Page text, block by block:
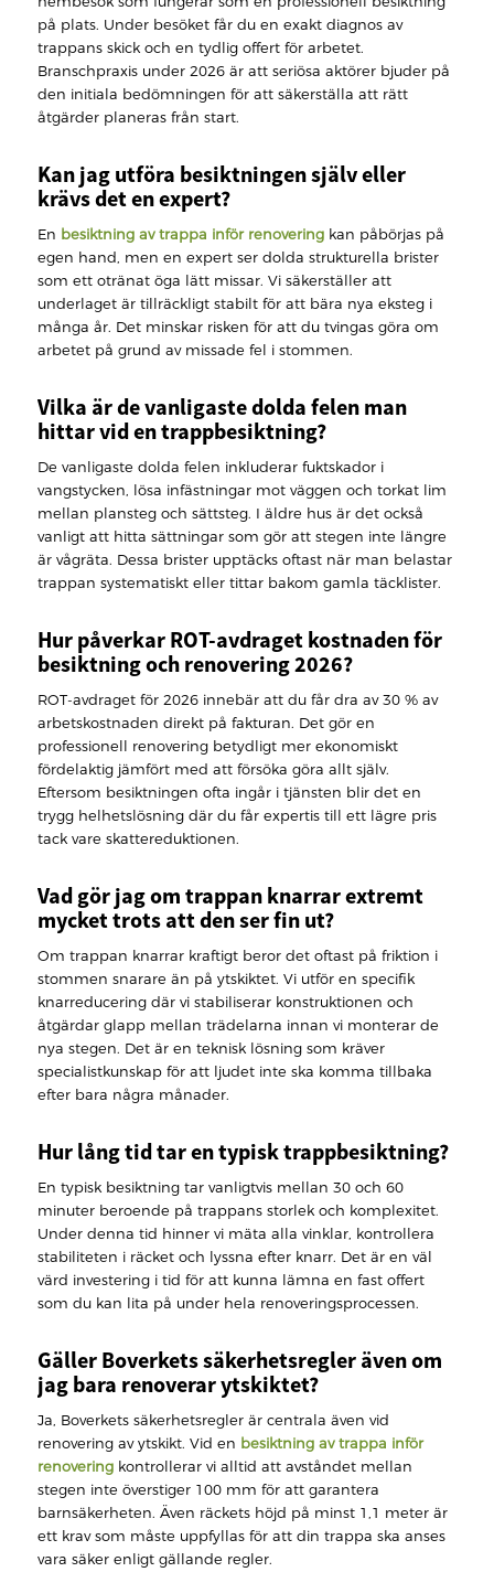
på plats. Under besöket får du en exakt diagnos av
trappans skick och en tydlig offert för arbetet.
Branschpraxis under 2026 är att seriösa aktörer bjuder på
den initiala bedömningen för att säkerställa att rätt
åtgärder planeras från start.
Kan jag utföra besiktningen själv eller
krävs det en expert?
En besiktning av trappa inför renoveringkan påbörjas på
egen hand, men en expert ser dolda strukturella brister
som ett otränat öga lätt missar. Vi säkerställer att
underlaget är tillräckligt stabilt för att bära nya eksteg i
många år. Det minskar risken för att du tvingas göra om
arbetet på grund av missade fel i stommen.
Vilka är de vanligaste dolda felen man
hittar vid en trappbesiktning?
De vanligaste dolda felen inkluderar fuktskador i
vangstycken, lösa infästningar mot väggen och torkat lim
mellan plansteg och sättsteg. I äldre hus är det också
vanligt att hitta sättningar som gör att stegen inte längre
är vågräta. Dessa brister upptäcks oftast när man belastar
trappan systematiskt eller tittar bakom gamla täcklister.
Hur påverkar ROT-avdraget kostnaden för
besiktning och renovering 2026?
ROT-avdraget för 2026 innebär att du får dra av 30 % av
arbetskostnaden direkt på fakturan. Det gör en
professionell renovering betydligt mer ekonomiskt
fördelaktig jämfört med att försöka göra allt själv.
Eftersom besiktningen ofta ingår i tjänsten blir det en
trygg helhetslösning där du får expertis till ett lägre pris
tack vare skattereduktionen.
Vad gör jag om trappan knarrar extremt
mycket trots att den ser fin ut?
Om trappan knarrar kraftigt beror det oftast på friktion i
stommen snarare än på ytskiktet. Vi utför en specifik
knarreducering där vi stabiliserar konstruktionen och
åtgärdar glapp mellan trädelarna innan vi monterar de
nya stegen. Det är en teknisk lösning som kräver
specialistkunskap för att ljudet inte ska komma tillbaka
efter bara några månader.
Hur lång tid tar en typisk trappbesiktning?
En typisk besiktning tar vanligtvis mellan 30 och 60
minuter beroende på trappans storlek och komplexitet.
Under denna tid hinner vi mäta alla vinklar, kontrollera
stabiliteten i räcket och lyssna efter knarr. Det är en väl
värd investering i tid för att kunna lämna en fast offert
som du kan lita på under hela renoveringsprocessen.
Gäller Boverkets säkerhetsregler även om
jag bara renoverar ytskiktet?
Ja, Boverkets säkerhetsregler är centrala även vid
renovering av ytskikt. Vid en besiktning av trappa inför
renoveringkontrollerar vi alltid att avståndet mellan
stegen inte överstiger 100 mm för att garantera
barnsäkerheten. Även räckets höjd på minst 1,1 meter är
ett krav som måste uppfyllas för att din trappa ska anses
vara säker enligt gällande regler.